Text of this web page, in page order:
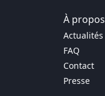
À propos
Actualités
FAQ
Contact
Presse